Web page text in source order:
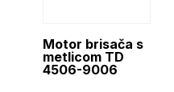
Motor brisača s
metlicom TD
4506-9006